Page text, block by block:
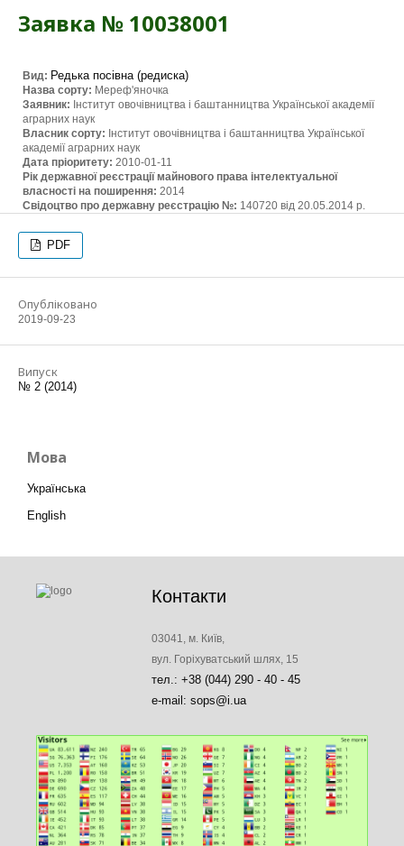
Заявка № 10038001
Вид: Редька посівна (редиска)
Назва сорту: Мереф'яночка
Заявник: Інститут овочівництва і баштанництва Української академії
аграрних наук
Власник сорту: Інститут овочівництва і баштанництва Української
академії аграрних наук
Дата пріоритету: 2010-01-11
Рік державної реєстрації майнового права інтелектуальної
власності на поширення: 2014
Свідоцтво про державну реєстрацію №: 140720 від 20.05.2014 р.
PDF
Опубліковано
2019-09-23
Випуск
№ 2 (2014)
Мова
Українська
English
Контакти
03041, м. Київ,
вул. Горіхуватський шлях, 15
тел.: +38 (044) 290 - 40 - 45
e-mail: sops@i.ua